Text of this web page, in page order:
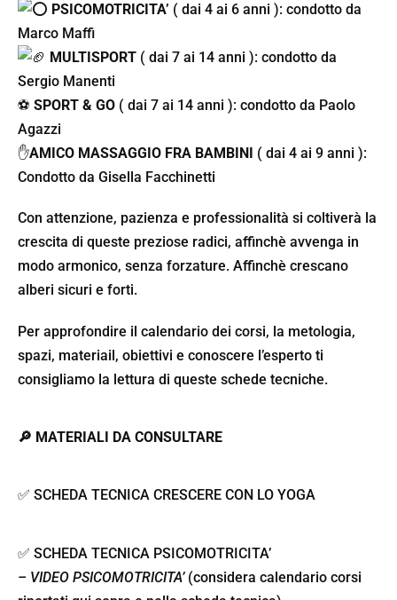
PSICOMOTRICITA’ ( dai 4 ai 6 anni ): condotto da
Marco Maffi
MULTISPORT ( dai 7 ai 14 anni ): condotto da
Sergio Manenti
⚽️ SPORT & GO ( dai 7 ai 14 anni ): condotto da Paolo
Agazzi
✋AMICO MASSAGGIO FRA BAMBINI
( dai 4 ai 9 anni ):
Condotto da Gisella Facchinetti
Con attenzione, pazienza e professionalità si coltiverà la
crescita di queste preziose radici, affinchè avvenga in
modo armonico, senza forzature. Affinchè crescano
alberi sicuri e forti.
Per approfondire il calendario dei corsi, la metologia,
spazi, materiail, obiettivi e conoscere l’esperto ti
consigliamo la lettura di queste schede tecniche.
🔎 MATERIALI DA CONSULTARE
✅ SCHEDA TECNICA CRESCERE CON LO YOGA
✅ SCHEDA TECNICA PSICOMOTRICITA’
– VIDEO PSICOMOTRICITA’ (considera calendario corsi